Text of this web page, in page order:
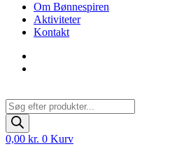
Om Bønnespiren
Aktiviteter
Kontakt
Products
search
0,00 kr. 0 Kurv